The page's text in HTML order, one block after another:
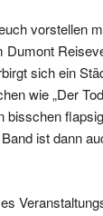
vorstellen
Dumont
sich ein
wie „Der
bisschen
ist dann